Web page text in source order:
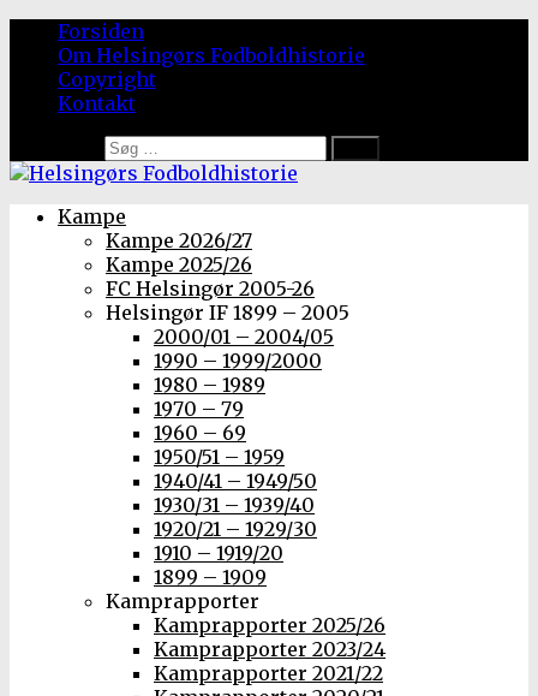
Forsiden
Om Helsingørs Fodboldhistorie
Copyright
Kontakt
Kampe
Kampe 2026/27
Kampe 2025/26
FC Helsingør 2005-26
Helsingør IF 1899 – 2005
2000/01 – 2004/05
1990 – 1999/2000
1980 – 1989
1970 – 79
1960 – 69
1950/51 – 1959
1940/41 – 1949/50
1930/31 – 1939/40
1920/21 – 1929/30
1910 – 1919/20
1899 – 1909
Kamprapporter
Kamprapporter 2025/26
Kamprapporter 2023/24
Kamprapporter 2021/22